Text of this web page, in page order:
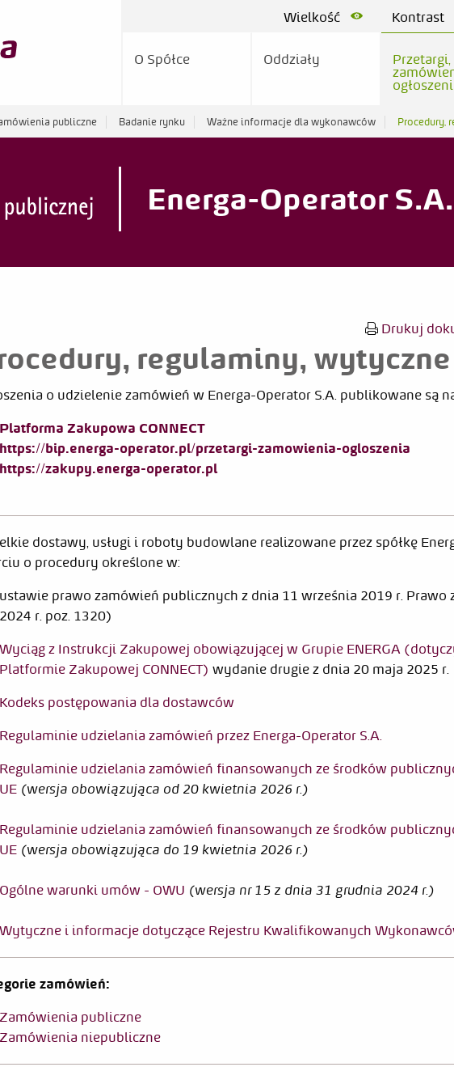
Wielkość Kontrast
O Spółce Oddziały
Przetargi,
publiczne Badanie rynku Ważne informacje dla wykonawców Procedury,
Energa-Operator S.A.
Drukuj
regulaminy, wytyczne
o udzielenie zamówień w Energa-Operator S.A. publikowane są
Platforma Zakupowa CONNECT
https://bip.energa-operator.pl/przetargi-zamowienia-ogloszenia
https://zakupy.energa-operator.pl
dostawy, usługi i roboty budowlane realizowane przez spółkę
o procedury określone w:
ustawie prawo zamówień publicznych z dnia 11 września 2019 r. Prawo
2024 r. poz. 1320)
Wyciąg z Instrukcji Zakupowej obowiązującej w Grupie ENERGA
Platformie Zakupowej CONNECT) wydanie drugie z dnia 20 maja 2025 r.
Kodeks postępowania dla dostawców
Regulaminie udzielania zamówień przez Energa-Operator S.A.
Regulaminie udzielania zamówień finansowanych ze środków
UE (wersja obowiązująca od 20 kwietnia 2026 r.)
Regulaminie udzielania zamówień finansowanych ze środków
UE (wersja obowiązująca do 19 kwietnia 2026 r.)
Ogólne warunki umów - OWU (wersja nr 15 z dnia 31 grudnia 2024 r.)
Wytyczne i informacje dotyczące Rejestru Kwalifikowanych
zamówień:
Zamówienia publiczne
Zamówienia niepubliczne